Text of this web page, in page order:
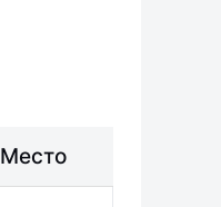
Место